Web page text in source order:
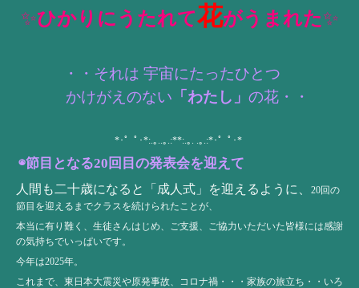
✨ひかり にうたれて花がうまれた✨
・・それは 宇宙にたったひとつ
かけがえのない 「わたし」 の花・・
*･゜ﾟ･*:.｡..｡.:**:.｡. .｡.:*･゜ﾟ･*
◉節目となる20回目の発表会を迎えて
人間も二十歳になると「成人式」を迎えるように、
20回の
節目を迎えるまでクラスを続けられたことが、
本当に有り難く、生徒さんはじめ、ご支援、ご協力いただいた皆様には感謝
の気持ちでいっぱいです。
今年は2025年。
これまで、東日本大震災や原発事故、コロナ禍・・・家族の旅立ち・・いろ